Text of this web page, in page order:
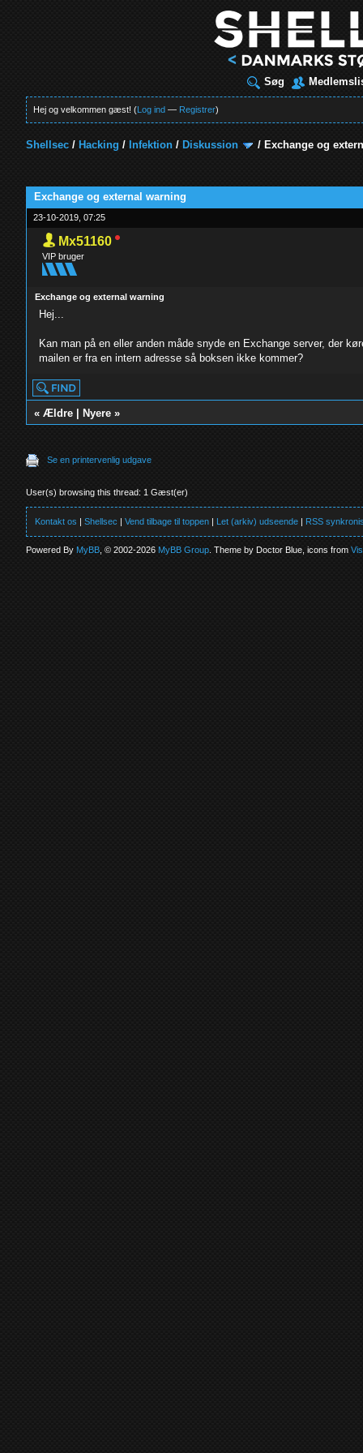
Søg
Hej og velkommen gæst! (Log ind — Registrer)
Shellsec / Hacking / Infektion / Diskussion / Exchange og
Exchange og external warning
23-10-2019, 07:25
Mx51160
VIP bruger
Exchange og external warning
Hej...
Kan man på en eller anden måde snyde en Exchange server, der
mailen er fra en intern adresse så boksen ikke kommer?
«Ældre Nyere »
Se en printervenlig udgave
User(s) browsing this thread: 1 Gæst(er)
Kontakt os |Shellsec |Vend tilbage til toppen | Let (arkiv) udseende | RSS
Powered ByMyBB , © 2002-2026MyBB Group . Theme by Doctor Blue, icons from